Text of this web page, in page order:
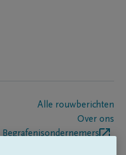
Alle rouwberichten
Over ons
Begrafenisondernemers